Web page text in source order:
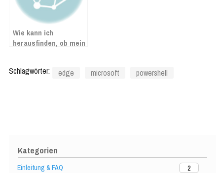
Kategorien
Einleitung & FAQ
2
Wie kann ich
herausfinden, ob mein
betroffen ist?
Schlagwörter: edge microsoft powershell